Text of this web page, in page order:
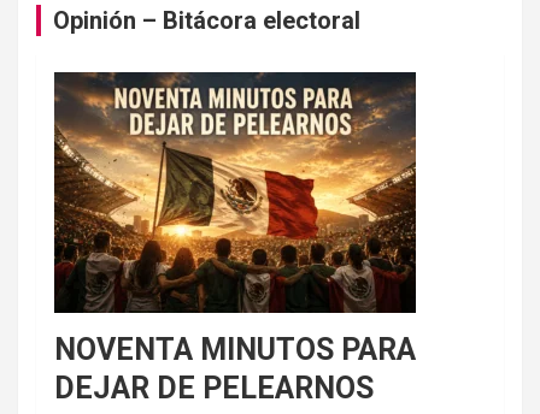
Opinión – Bitácora electoral
NOVENTA MINUTOS PARA
DEJAR DE PELEARNOS